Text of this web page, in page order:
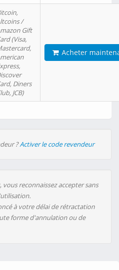
/
Gift
(Visa,
Diners
JCB)
Acheter
?Activer le code revendeur
vous reconnaissez accepter sans
à votre délai de rétractation
forme d'annulation ou de